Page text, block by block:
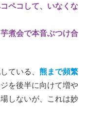
ペコして、いなくな
煮会で本音ぶつけ合
ている、 熊まで頻繁
を後半に向けて増や
しないが、これは妙